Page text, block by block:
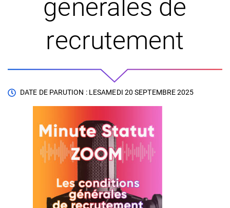
générales de
recrutement
DATE DE PARUTION : LESAMEDI 20 SEPTEMBRE 2025